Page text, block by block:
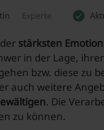
Experte
stärksten
in der Lage,
bzw. diese zu
auch weitere
. Die
zu können.